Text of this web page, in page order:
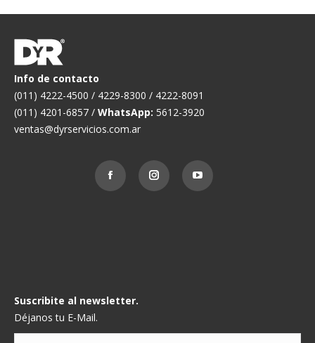
Info de contacto
(011) 4222-4500 / 4229-8300 / 4222-8091
(011) 4201-6857 / WhatsApp: 5612-3920
ventas@dyrservicios.com.ar
Suscribite al newsletter.
Déjanos tu E-Mail.